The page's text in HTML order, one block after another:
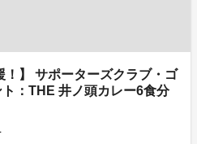
！】 サポーターズクラブ・ゴ
：THE 井ノ頭カレー6食分